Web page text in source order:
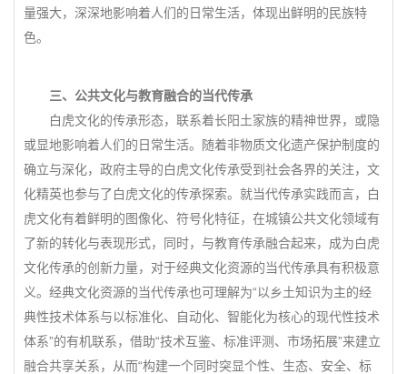
量强大，深深地影响着人们的日常生活，体现出鲜明的民族特
色。
三、公共文化与教育融合的当代传承
白虎文化的传承形态，联系着长阳土家族的精神世界，或隐
或显地影响着人们的日常生活。随着非物质文化遗产保护制度的
确立与深化，政府主导的白虎文化传承受到社会各界的关注，文
化精英也参与了白虎文化的传承探索。就当代传承实践而言，白
虎文化有着鲜明的图像化、符号化特征，在城镇公共文化领域有
了新的转化与表现形式，同时，与教育传承融合起来，成为白虎
文化传承的创新力量，对于经典文化资源的当代传承具有积极意
义。经典文化资源的当代传承也可理解为“以乡土知识为主的经
典性技术体系与以标准化、自动化、智能化为核心的现代性技术
体系”的有机联系，借助“技术互鉴、标准评测、市场拓展”来建立
融合共享关系，从而“构建一个同时突显个性、生态、安全、标